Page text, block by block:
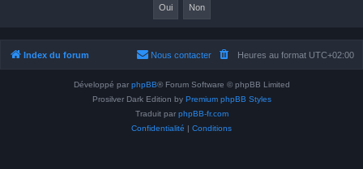
e
Index du forum Heures au format UTC+02:00
Nous contacter
Développé par phpBB® Forum Software © phpBB Limited
Prosilver Dark Edition by Premium phpBB Styles
Traduit par phpBB-fr.com
Confidentialité | Conditions